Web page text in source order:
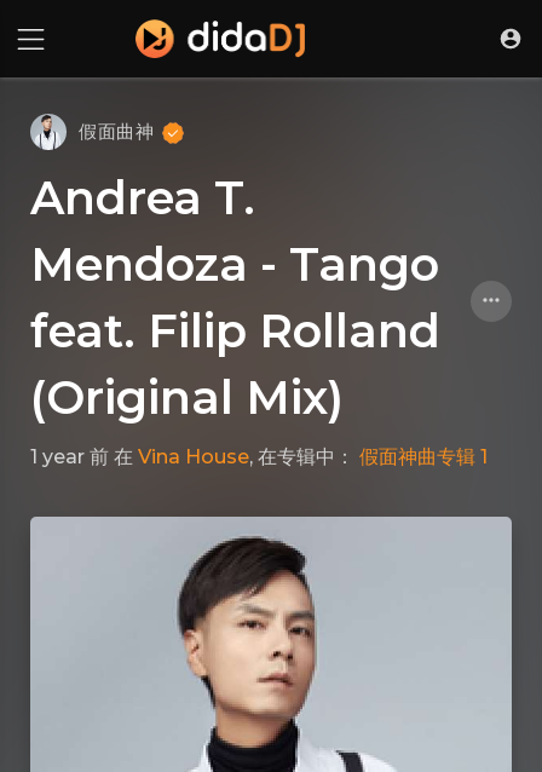
假面曲神
Andrea T.
Mendoza - Tango
feat. Filip Rolland
(Original Mix)
1 year 前 在 Vina House, 在专辑中： 假面神曲专辑 1